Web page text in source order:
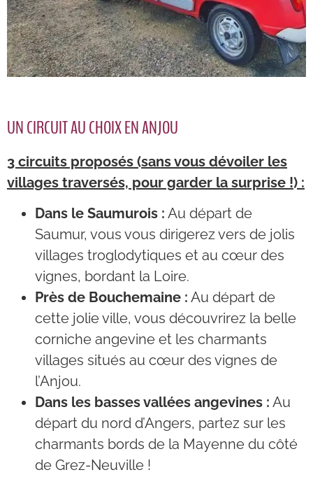
UN CIRCUIT AU CHOIX EN ANJOU
3 circuits proposés (sans vous dévoiler les
villages traversés, pour garder la surprise !) :
Dans le Saumurois : Au départ de
Saumur, vous vous dirigerez vers de jolis
villages troglodytiques et au cœur des
vignes, bordant la Loire.
Près de Bouchemaine : Au départ de
cette jolie ville, vous découvrirez la belle
corniche angevine et les charmants
villages situés au cœur des vignes de
l’Anjou.
Dans les basses vallées angevines : Au
départ du nord d’Angers, partez sur les
charmants bords de la Mayenne du côté
de Grez-Neuville !